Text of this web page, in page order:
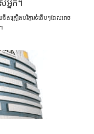
អ្នក។
គ្រឿងបរិក្ខារទំនើបៗដែលអាច